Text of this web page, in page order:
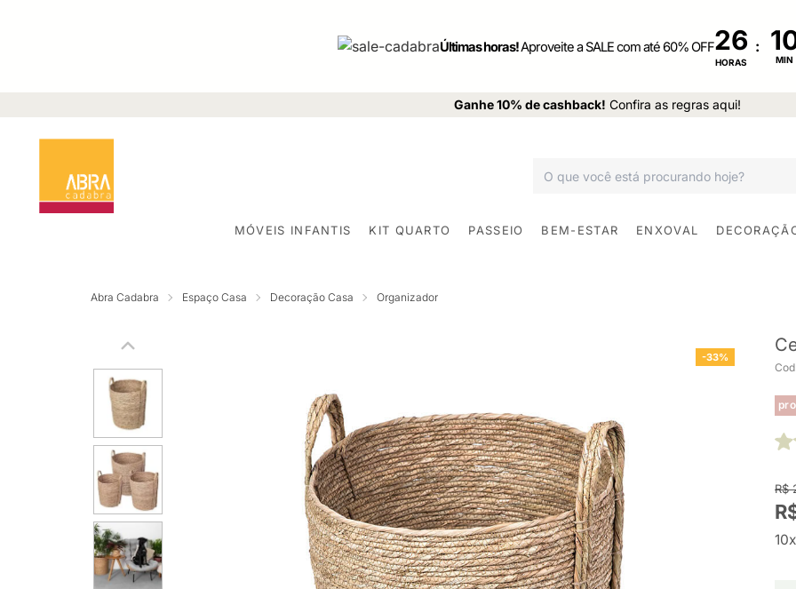
Últimas horas!Aproveite a SALE com até 60% OFF26
HORAS
:
MIN
Ganhe 10% de cashback! Confira as regras aqui!
MÓVEIS INFANTIS KIT QUARTO PASSEIO BEM-ESTAR ENXOVAL
Abra Cadabra Espaço Casa Decoração Casa Organizador
-33%
R$